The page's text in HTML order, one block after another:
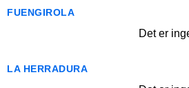
FUENGIROLA
Det er
LA HERRADURA